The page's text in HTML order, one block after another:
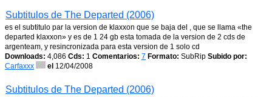
Subtitulos de The Departed (2006)
es el subtitulo par la version de klaxxon que se baja del , que se llama «the
departed klaxxon» y es de 1 24 gb esta tomada de la version de 2 cds de
argenteam, y resincronizada para esta version de 1 solo cd
Downloads: 4,086 Cds: 1 Comentarios: 7 Formato: SubRip Subido por:
Carfaxxx
el 12/04/2008
Subtitulos de The Departed (2006)